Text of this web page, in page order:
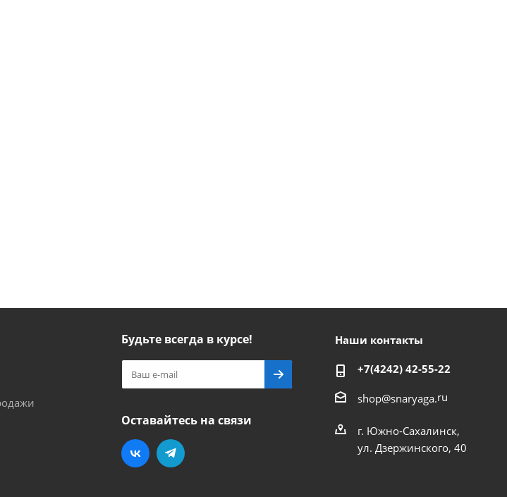
Будьте всегда в курсе!
Оставайтесь на связи
Наши контакты
+7(4242) 42-55-22
shop@snaryaga.ru
г. Южно-Сахалинск,
ул. Дзержинского, 40